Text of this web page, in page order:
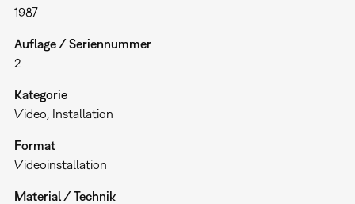
1987
Auflage / Seriennummer
2
Kategorie
Video Installation
Format
Videoinstallation
Material / Technik